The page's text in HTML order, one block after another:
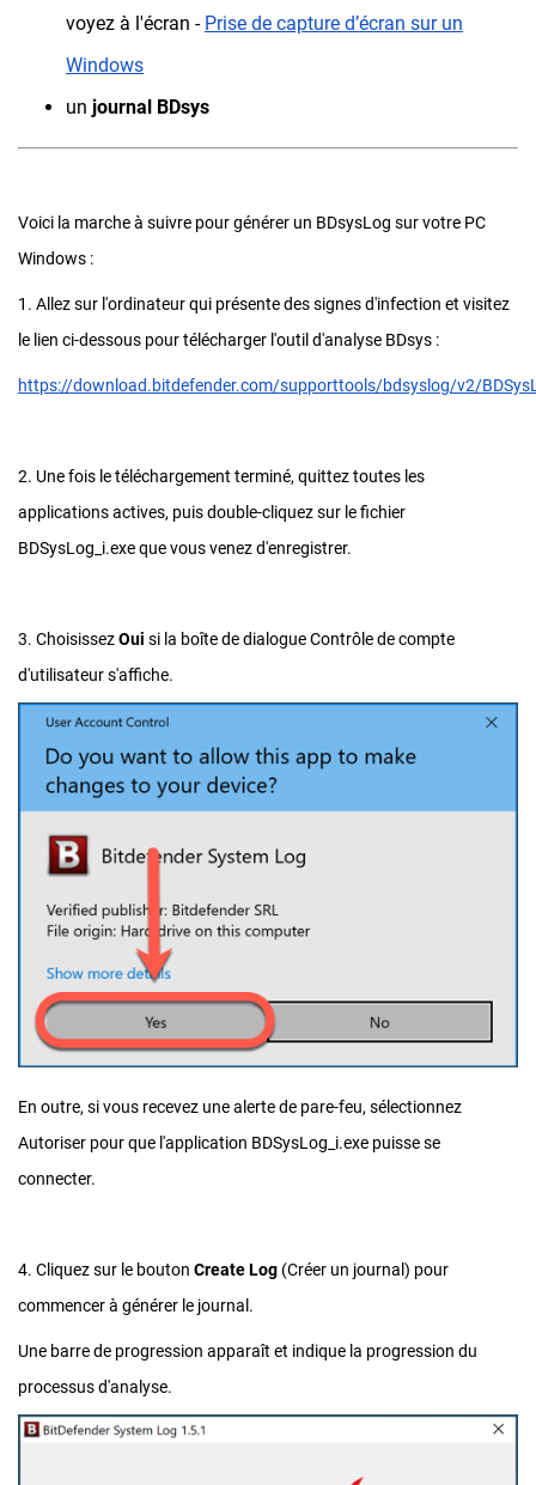
voyez à l'écran - Prise de capture d’écran sur un
Windows
un journal BDsys
Voici la marche à suivre pour générer un BDsysLog sur votre PC
Windows :
1. Allez sur l'ordinateur qui présente des signes d'infection et visitez
le lien ci-dessous pour télécharger l'outil d'analyse BDsys :
https://download.bitdefender.com/supporttools/bdsyslog/v2/
2. Une fois le téléchargement terminé, quittez toutes les
applications actives, puis double-cliquez sur le fichier
BDSysLog_i.exe que vous venez d'enregistrer.
3. ChoisissezOui si la boîte de dialogue Contrôle de compte
d'utilisateur s'affiche.
En outre, si vous recevez une alerte de pare-feu, sélectionnez
Autoriser pour que l'application BDSysLog_i.exe puisse se
connecter.
4. Cliquez sur le bouton Create Log (Créer un journal) pour
commencer à générer le journal.
Une barre de progression apparaît et indique la progression du
processus d'analyse.